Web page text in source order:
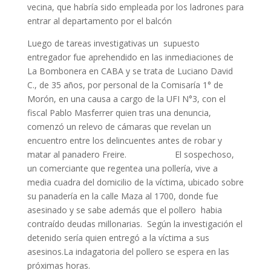
vecina, que habría sido empleada por los ladrones para
entrar al departamento por el balcón
Luego de tareas investigativas un supuesto
entregador fue aprehendido en las inmediaciones de
La Bombonera en CABA y se trata de Luciano David
C., de 35 años, por personal de la Comisaría 1° de
Morón, en una causa a cargo de la UFI N°3, con el
fiscal Pablo Masferrer quien tras una denuncia,
comenzó un relevo de cámaras que revelan un
encuentro entre los delincuentes antes de robar y
matar al panadero Freire. El sospechoso,
un comerciante que regentea una pollería, vive a
media cuadra del domicilio de la víctima, ubicado sobre
su panadería en la calle Maza al 1700, donde fue
asesinado y se sabe además que el pollero habia
contraído deudas millonarias. Según la investigación el
detenido sería quien entregó a la víctima a sus
asesinos.La indagatoria del pollero se espera en las
próximas horas.